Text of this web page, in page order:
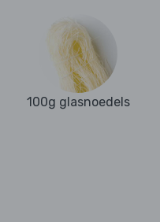
100g glasnoedels